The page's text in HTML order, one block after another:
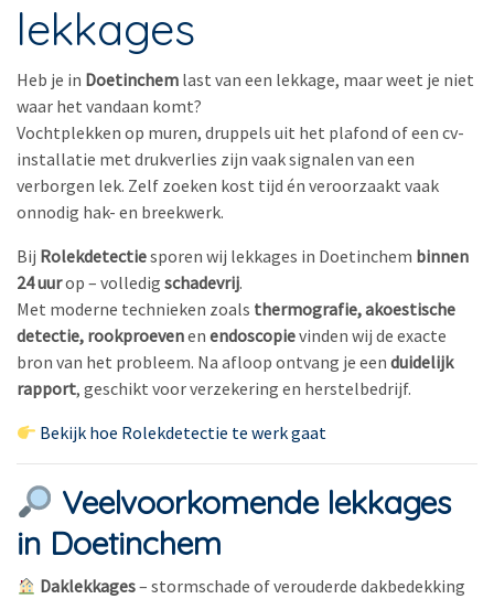
lekkages
Heb je in Doetinchem last van een lekkage, maar weet je niet
waar het vandaan komt?
Vochtplekken op muren, druppels uit het plafond of een cv-
installatie met drukverlies zijn vaak signalen van een
verborgen lek. Zelf zoeken kost tijd én veroorzaakt vaak
onnodig hak- en breekwerk.
Bij Rolekdetectiesporen wij lekkages in Doetinchem binnen
24 uurop – volledig schadevrij.
Met moderne technieken zoals thermografie, akoestische
detectie, rookproevenen endoscopievinden wij de exacte
bron van het probleem. Na afloop ontvang je een duidelijk
rapport, geschikt voor verzekering en herstelbedrijf.
Bekijk hoe Rolekdetectie te werk gaat
Veelvoorkomende lekkages
in Doetinchem
Daklekkages– stormschade of verouderde dakbedekking